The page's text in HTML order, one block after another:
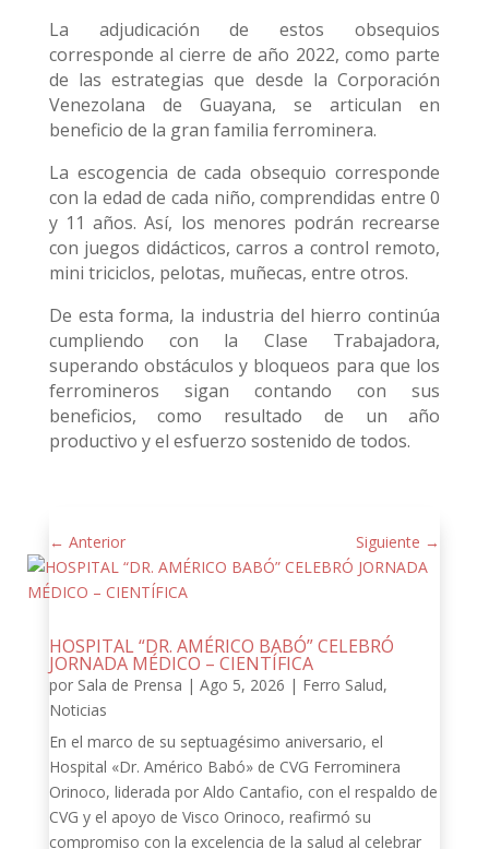
La adjudicación de estos obsequios
corresponde al cierre de año 2022, como parte
de las estrategias que desde la Corporación
Venezolana de Guayana, se articulan en
beneficio de la gran familia ferrominera.
La escogencia de cada obsequio corresponde
con la edad de cada niño, comprendidas entre 0
y 11 años. Así, los menores podrán recrearse
con juegos didácticos, carros a control remoto,
mini triciclos, pelotas, muñecas, entre otros.
De esta forma, la industria del hierro continúa
cumpliendo con la Clase Trabajadora,
superando obstáculos y bloqueos para que los
ferromineros sigan contando con sus
beneficios, como resultado de un año
productivo y el esfuerzo sostenido de todos.
← Anterior Siguiente →
HOSPITAL “DR. AMÉRICO BABÓ” CELEBRÓ
JORNADA MÉDICO – CIENTÍFICA
por Sala de Prensa | Ago 5, 2026 | Ferro Salud,
Noticias
En el marco de su septuagésimo aniversario, el
Hospital «Dr. Américo Babó» de CVG Ferrominera
Orinoco, liderada por Aldo Cantafio, con el respaldo de
CVG y el apoyo de Visco Orinoco, reafirmó su
compromiso con la excelencia de la salud al celebrar